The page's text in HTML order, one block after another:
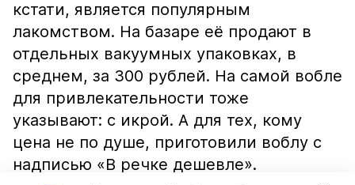
кстати, является популярным
лакомством. На базаре её продают в
отдельных вакуумных упаковках, в
среднем, за 300 рублей. На самой вобле
для привлекательности тоже
указывают: с икрой. А для тех, кому
цена не по душе, приготовили воблу с
надписью «В речке дешевле».